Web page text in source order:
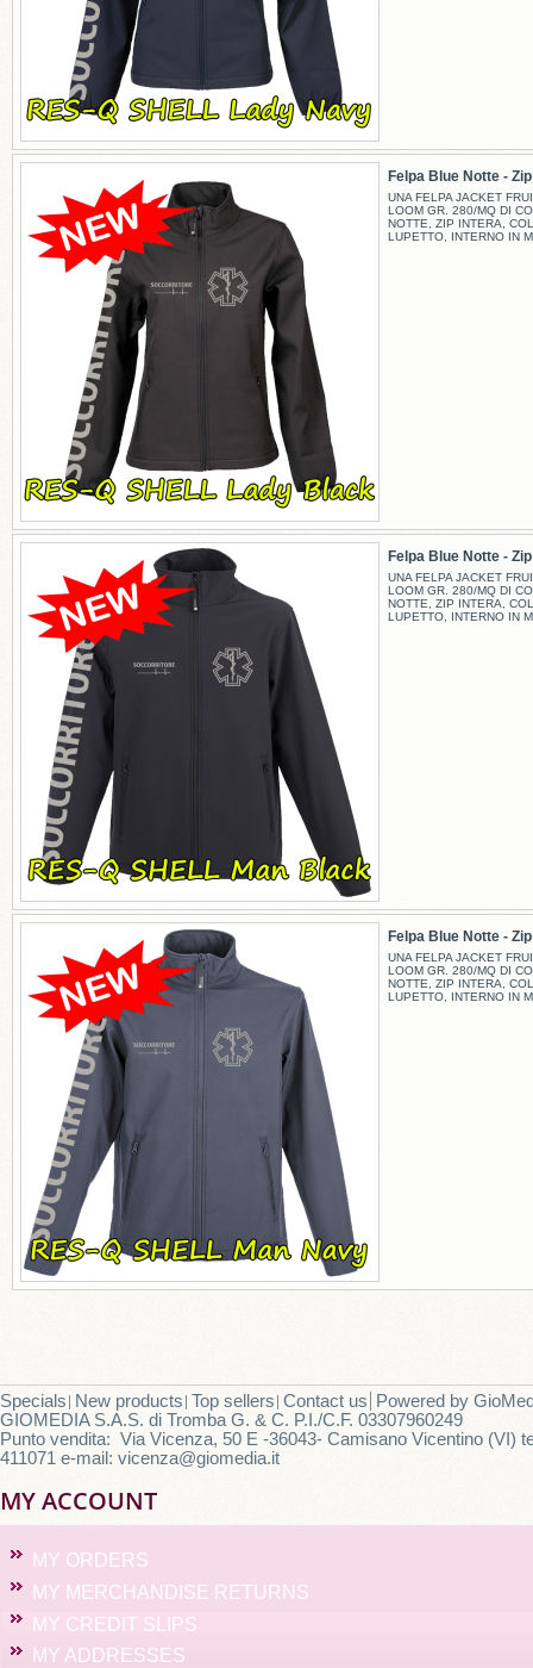
Felpa Blue Notte - Zip
UNA FELPA JACKET
LOOM GR. 280/MQ DI
NOTTE, ZIP INTERA,
LUPETTO, INTERNO IN
Felpa Blue Notte - Zip
UNA FELPA JACKET
LOOM GR. 280/MQ DI
NOTTE, ZIP INTERA,
LUPETTO, INTERNO IN
Felpa Blue Notte - Zip
UNA FELPA JACKET
LOOM GR. 280/MQ DI
NOTTE, ZIP INTERA,
LUPETTO, INTERNO IN
Specials New products Top sellers Contact us Powered by
GIOMEDIA S.A.S. di Tromba G. & C. P.I./C.F. 03307960249
Punto vendita: Via Vicenza, 50 E -36043- Camisano Vicentino (VI)
411071 e-mail: vicenza@giomedia.it
MY ACCOUNT
MY ORDERS
MY MERCHANDISE RETURNS
MY CREDIT SLIPS
MY ADDRESSES